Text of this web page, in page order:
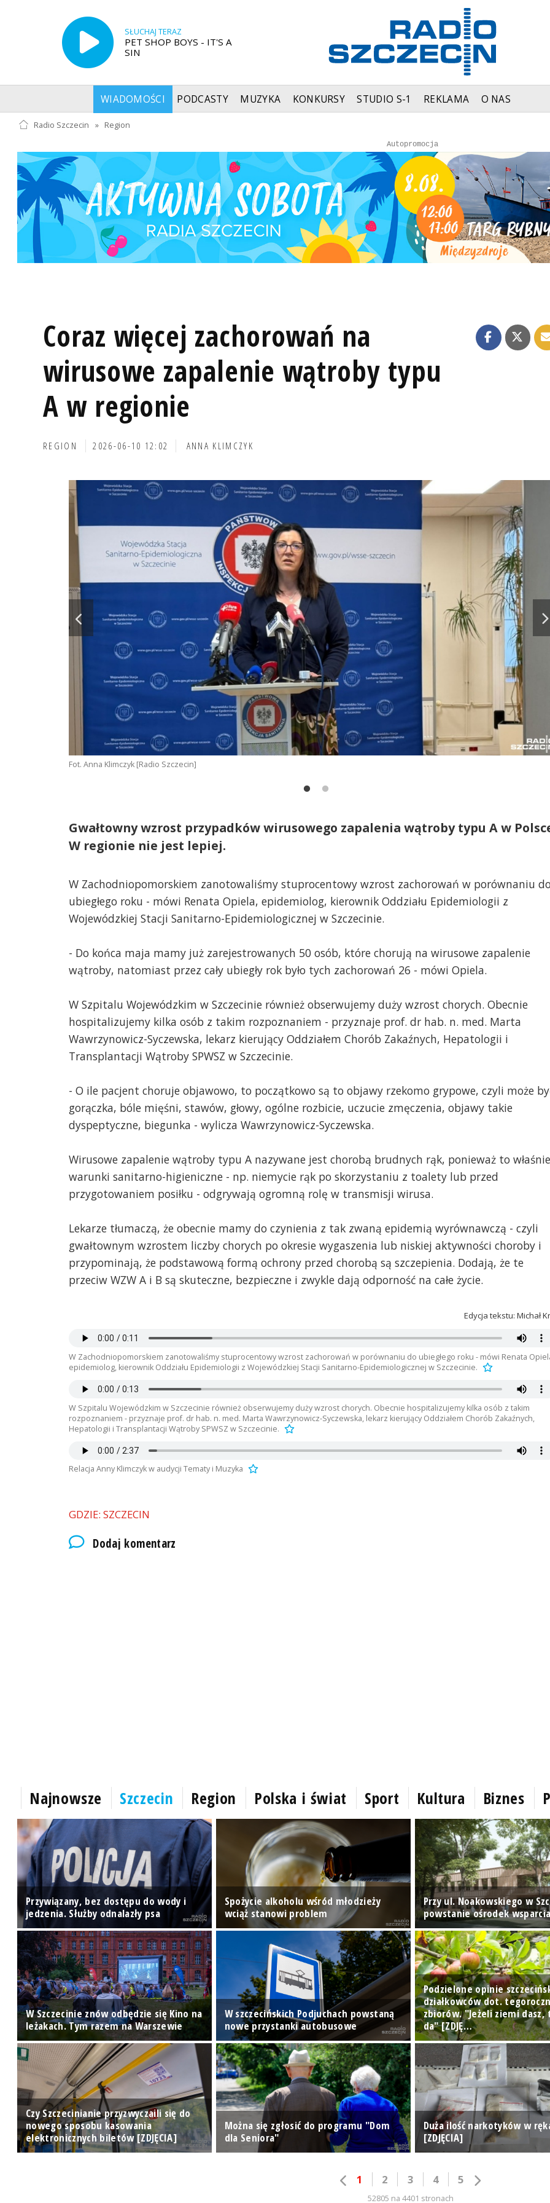
SŁUCHAJ TERAZ
PET SHOP BOYS - IT'S A
SIN
WIADOMOŚCI PODCASTY MUZYKA KONKURSY STUDIO S-1 REKLAMA O NAS
Radio Szczecin » Region
Autopromocja
Autopromocja
Coraz więcej zachorowań na
wirusowe zapalenie wątroby typu
A w regionie
REGION 2026-06-10 12:02 ANNA KLIMCZYK
Fot. Anna Klimczyk [Radio Szczecin]
Gwałtowny wzrost przypadków wirusowego zapalenia wątroby typu A w
W regionie nie jest lepiej.
W Zachodniopomorskiem zanotowaliśmy stuprocentowy wzrost zachorowań w porównaniu do
ubiegłego roku - mówi Renata Opiela, epidemiolog, kierownik Oddziału Epidemiologii z
Wojewódzkiej Stacji Sanitarno-Epidemiologicznej w Szczecinie.
- Do końca maja mamy już zarejestrowanych 50 osób, które chorują na wirusowe zapalenie
wątroby, natomiast przez cały ubiegły rok było tych zachorowań 26 - mówi Opiela.
W Szpitalu Wojewódzkim w Szczecinie również obserwujemy duży wzrost chorych. Obecnie
hospitalizujemy kilka osób z takim rozpoznaniem - przyznaje prof. dr hab. n. med. Marta
Wawrzynowicz-Syczewska, lekarz kierujący Oddziałem Chorób Zakaźnych, Hepatologii i
Transplantacji Wątroby SPWSZ w Szczecinie.
- O ile pacjent choruje objawowo, to początkowo są to objawy rzekomo grypowe, czyli może
gorączka, bóle mięśni, stawów, głowy, ogólne rozbicie, uczucie zmęczenia, objawy takie
dyspeptyczne, biegunka - wylicza Wawrzynowicz-Syczewska.
Wirusowe zapalenie wątroby typu A nazywane jest chorobą brudnych rąk, ponieważ to właśnie
warunki sanitarno-higieniczne - np. niemycie rąk po skorzystaniu z toalety lub przed
przygotowaniem posiłku - odgrywają ogromną rolę w transmisji wirusa.
Lekarze tłumaczą, że obecnie mamy do czynienia z tak zwaną epidemią wyrównawczą - czyli
gwałtownym wzrostem liczby chorych po okresie wygaszenia lub niskiej aktywności choroby i
przypominają, że podstawową formą ochrony przed chorobą są szczepienia. Dodają, że te
przeciw WZW A i B są skuteczne, bezpieczne i zwykle dają odporność na całe życie.
Edycja tekstu: Michał
W Zachodniopomorskiem zanotowaliśmy stuprocentowy wzrost zachorowań w porównaniu do ubiegłego roku - mówi Renata
epidemiolog, kierownik Oddziału Epidemiologii z Wojewódzkiej Stacji Sanitarno-Epidemiologicznej w Szczecinie.
W Szpitalu Wojewódzkim w Szczecinie również obserwujemy duży wzrost chorych. Obecnie hospitalizujemy kilka osób z takim
rozpoznaniem - przyznaje prof. dr hab. n. med. Marta Wawrzynowicz-Syczewska, lekarz kierujący Oddziałem Chorób Zakaźnych,
Hepatologii i Transplantacji Wątroby SPWSZ w Szczecinie.
Relacja Anny Klimczyk w audycji Tematy i Muzyka
GDZIE: SZCZECIN
Dodaj komentarz
Najnowsze Szczecin Region Polska i świat Sport Kultura Biznes
Przywiązany, bez dostępu do wody i
jedzenia. Służby odnalazły psa
Spożycie alkoholu wśród młodzieży
wciąż stanowi problem
Przy ul. Noakowskiego w
powstanie ośrodek
W Szczecinie znów odbędzie się Kino na
leżakach. Tym razem na Warszewie
W szczecińskich Podjuchach powstaną
nowe przystanki autobusowe
Podzielone opinie
działkowców dot.
zbiorów. "Jeżeli ziemi
da" [ZDJĘ…
Czy Szczecinianie przyzwyczaili się do
nowego sposobu kasowania
elektronicznych biletów [ZDJĘCIA]
Można się zgłosić do programu "Dom
dla Seniora"
Duża ilość narkotyków w
[ZDJĘCIA]
1 2 3 4 5
52805 na 4401 stronach